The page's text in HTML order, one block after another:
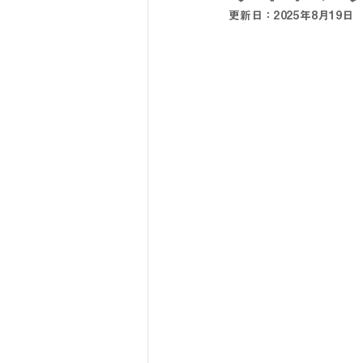
更新日： 2025年8月19日